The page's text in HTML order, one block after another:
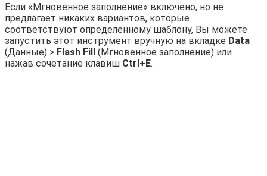
Если «Мгновенное заполнение» включено, но не
предлагает никаких вариантов, которые
соответствуют определённому шаблону, Вы можете
запустить этот инструмент вручную на вкладке Data
(Данные) > Flash Fill (Мгновенное заполнение) или
нажав сочетание клавиш Ctrl+E.